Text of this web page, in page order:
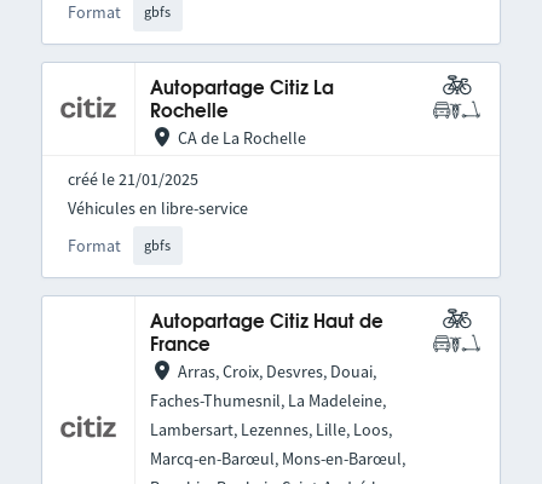
Format gbfs
Autopartage Citiz La
Rochelle
CA de La Rochelle
créé le 21/01/2025
Format gbfs
Véhicules en libre-service
Autopartage Citiz Haut de
France
Arras, Croix, Desvres, Douai,
Faches-Thumesnil, La Madeleine,
Lambersart, Lezennes, Lille, Loos,
Marcq-en-Barœul, Mons-en-Barœul,